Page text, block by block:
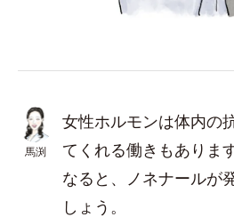
馬渕
女性ホルモンは体内の
てくれる働きもありま
なると、ノネナールが
しょう。